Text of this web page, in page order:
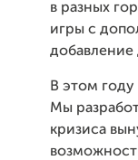
в разных
игры с
В этом
Мы
кризиса